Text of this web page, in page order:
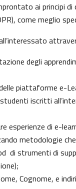
ai principi
come meglio
degli
piattaforme e-
iscritti
esperienze di e-
metodologie
di strumenti di
Cognome, e